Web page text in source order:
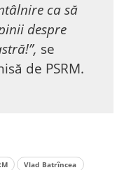
ca să
despre
se
de PSRM.
Vlad Batrîncea